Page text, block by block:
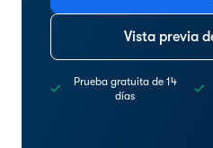
Vista previa
Prueba gratuita de 14
días